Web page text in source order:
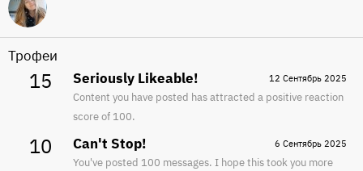
Трофеи
15 12 Сентябрь 2025
Seriously Likeable!
Content you have posted has attracted a positive reaction
score of 100.
10 6 Сентябрь 2025
Can't Stop!
You've posted 100 messages. I hope this took you more